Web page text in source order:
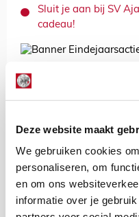
Deze website maakt
We gebruiken cookies
personaliseren, om
en om ons
informatie over je
Sluit je aan bij SV
cadeau!
Net binnen //